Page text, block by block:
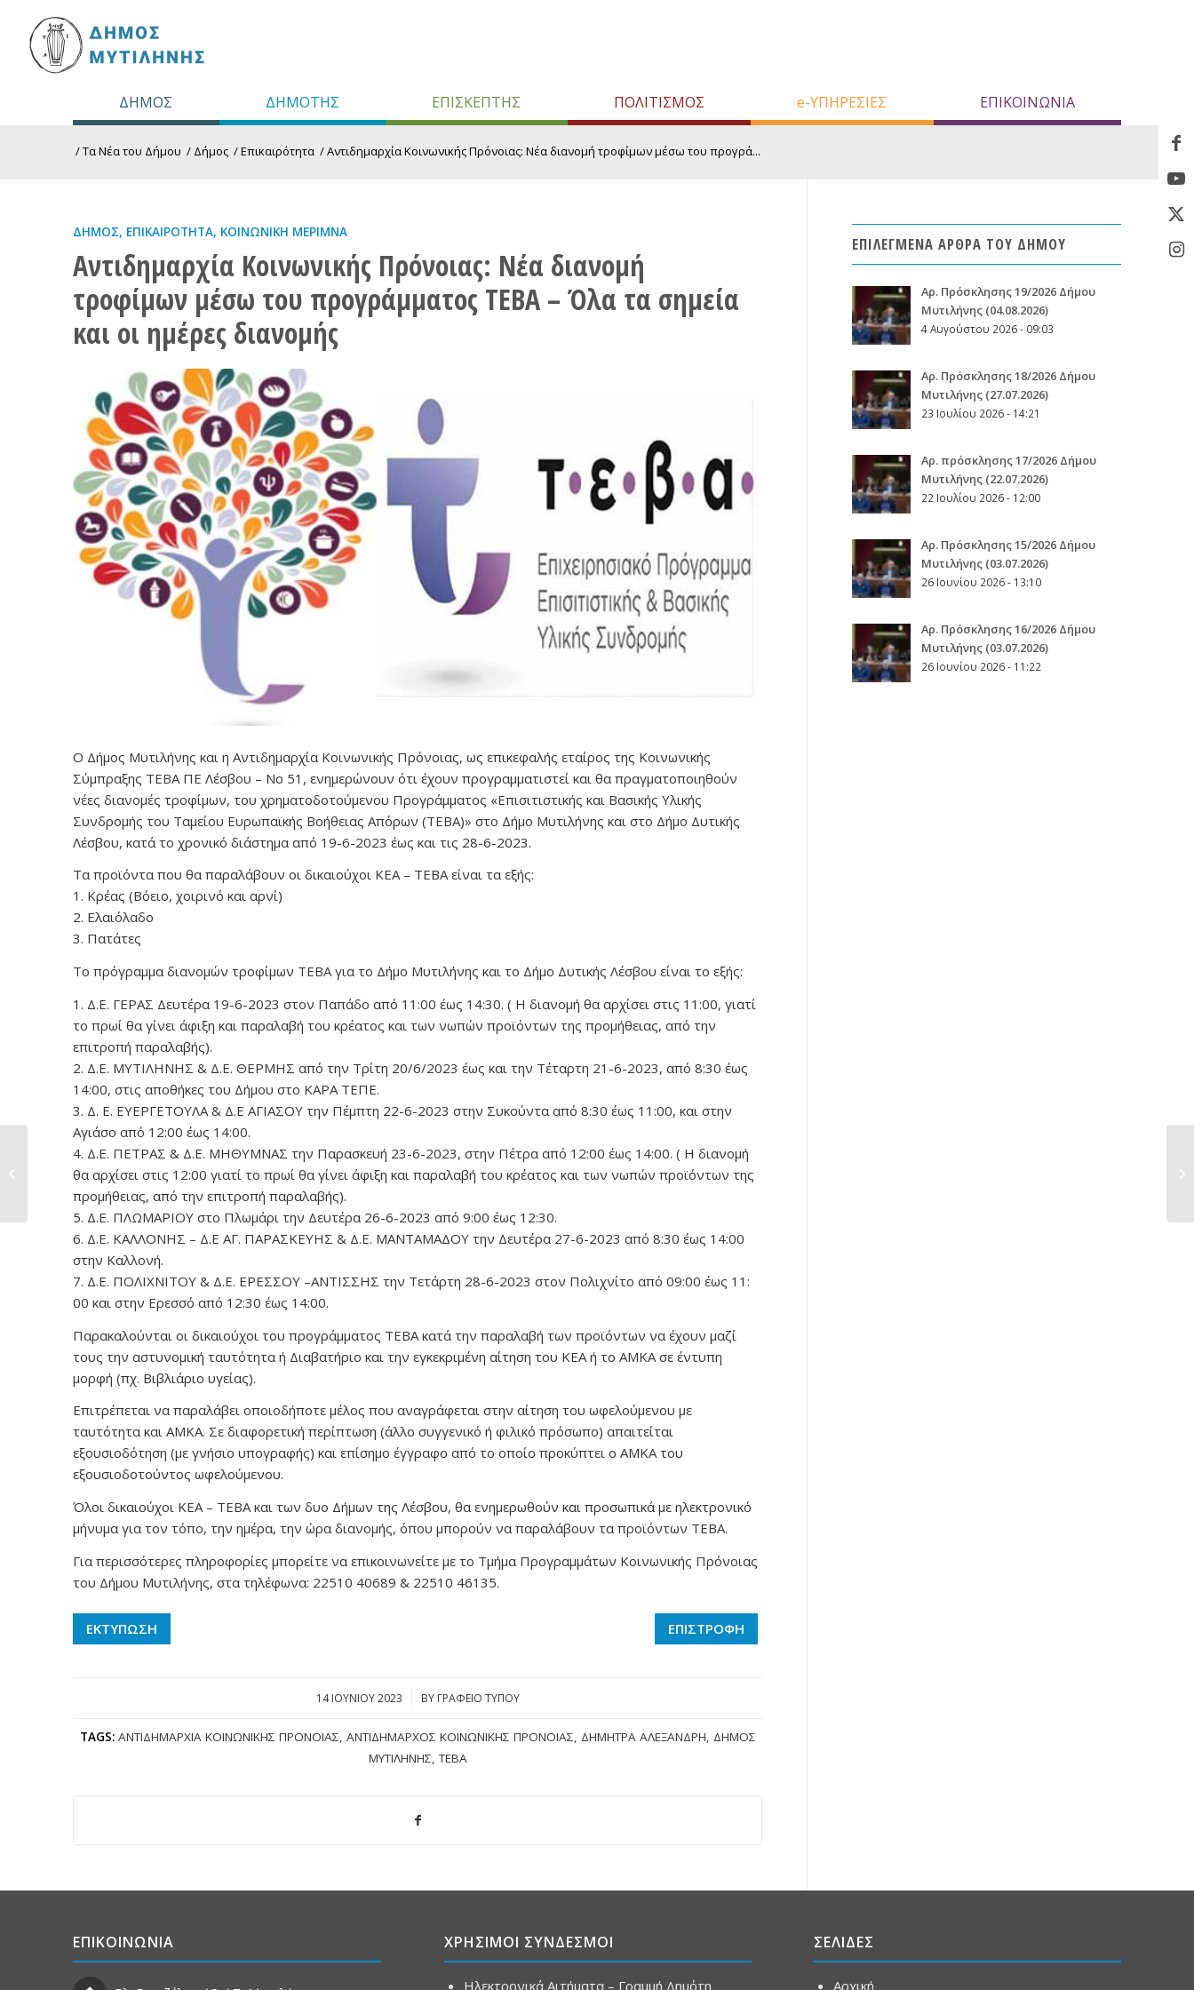
ΔΗΜΟΣ ΔΗΜΟΤΗΣ ΕΠΙΣΚΕΠΤΗΣ ΠΟΛΙΤΙΣΜΟΣ e-ΥΠΗΡΕΣΙΕΣ ΕΠΙΚΟΙΝΩΝΙΑ
/Τα Νέα του Δήμου / Δήμος /Επικαιρότητα /Αντιδημαρχία Κοινωνικής Πρόνοιας: Νέα διανομή τροφίμων μέσω του προγρά...
ΔΉΜΟΣ, ΕΠΙΚΑΙΡΌΤΗΤΑ, ΚΟΙΝΩΝΙΚΉ ΜΈΡΙΜΝΑ
Αντιδημαρχία Κοινωνικής Πρόνοιας: Νέα διανομή
τροφίμων μέσω του προγράμματος ΤΕΒΑ – Όλα τα σημεία
και οι ημέρες διανομής
Ο Δήμος Μυτιλήνης και η Αντιδημαρχία Κοινωνικής Πρόνοιας, ως επικεφαλής εταίρος της Κοινωνικής
Σύμπραξης ΤΕΒΑ ΠΕ Λέσβου – Νο 51, ενημερώνουν ότι έχουν προγραμματιστεί και θα πραγματοποιηθούν
νέες διανομές τροφίμων, του χρηματοδοτούμενου Προγράμματος «Επισιτιστικής και Βασικής Υλικής
Συνδρομής του Ταμείου Ευρωπαϊκής Βοήθειας Απόρων (TEBA)» στο Δήμο Μυτιλήνης και στο Δήμο Δυτικής
Λέσβου, κατά το χρονικό διάστημα από 19-6-2023 έως και τις 28-6-2023.
Τα προϊόντα που θα παραλάβουν οι δικαιούχοι ΚΕΑ – ΤΕΒΑ είναι τα εξής:
1. Κρέας (Βόειο, χοιρινό και αρνί)
2. Ελαιόλαδο
3. Πατάτες
Το πρόγραμμα διανομών τροφίμων ΤΕΒΑ για το Δήμο Μυτιλήνης και το Δήμο Δυτικής Λέσβου είναι το εξής:
1. Δ.Ε. ΓΕΡΑΣ Δευτέρα 19-6-2023 στον Παπάδο από 11:00 έως 14:30. ( Η διανομή θα αρχίσει στις 11:00, γιατί
το πρωί θα γίνει άφιξη και παραλαβή του κρέατος και των νωπών προϊόντων της προμήθειας, από την
επιτροπή παραλαβής).
2. Δ.Ε. ΜΥΤΙΛΗΝΗΣ & Δ.Ε. ΘΕΡΜΗΣ από την Τρίτη 20/6/2023 έως και την Τέταρτη 21-6-2023, από 8:30 έως
14:00, στις αποθήκες του Δήμου στο ΚΑΡΑ ΤΕΠΕ.
3. Δ. Ε. ΕΥΕΡΓΕΤΟΥΛΑ & Δ.Ε ΑΓΙΑΣΟΥ την Πέμπτη 22-6-2023 στην Συκούντα από 8:30 έως 11:00, και στην
Αγιάσο από 12:00 έως 14:00.
4. Δ.Ε. ΠΕΤΡΑΣ & Δ.Ε. ΜΗΘΥΜΝΑΣ την Παρασκευή 23-6-2023, στην Πέτρα από 12:00 έως 14:00. ( Η διανομή
θα αρχίσει στις 12:00 γιατί το πρωί θα γίνει άφιξη και παραλαβή του κρέατος και των νωπών προϊόντων της
προμήθειας, από την επιτροπή παραλαβής).
5. Δ.Ε. ΠΛΩΜΑΡΙΟΥ στο Πλωμάρι την Δευτέρα 26-6-2023 από 9:00 έως 12:30.
6. Δ.Ε. ΚΑΛΛΟΝΗΣ – Δ.Ε ΑΓ. ΠΑΡΑΣΚΕΥΗΣ & Δ.Ε. ΜΑΝΤΑΜΑΔΟΥ την Δευτέρα 27-6-2023 από 8:30 έως 14:00
στην Καλλονή.
7. Δ.Ε. ΠΟΛΙΧΝΙΤΟΥ & Δ.Ε. ΕΡΕΣΣΟΥ –ΑΝΤΙΣΣΗΣ την Τετάρτη 28-6-2023 στον Πολιχνίτο από 09:00 έως 11:
00 και στην Ερεσσό από 12:30 έως 14:00.
Παρακαλούνται οι δικαιούχοι του προγράμματος ΤΕΒΑ κατά την παραλαβή των προϊόντων να έχουν μαζί
τους την αστυνομική ταυτότητα ή Διαβατήριο και την εγκεκριμένη αίτηση του ΚΕΑ ή το ΑΜΚΑ σε έντυπη
μορφή (πχ. Βιβλιάριο υγείας).
Επιτρέπεται να παραλάβει οποιοδήποτε μέλος που αναγράφεται στην αίτηση του ωφελούμενου με
ταυτότητα και ΑΜΚΑ. Σε διαφορετική περίπτωση (άλλο συγγενικό ή φιλικό πρόσωπο) απαιτείται
εξουσιοδότηση (με γνήσιο υπογραφής) και επίσημο έγγραφο από το οποίο προκύπτει ο ΑΜΚΑ του
εξουσιοδοτούντος ωφελούμενου.
Όλοι δικαιούχοι ΚΕΑ – ΤΕΒΑ και των δυο Δήμων της Λέσβου, θα ενημερωθούν και προσωπικά με ηλεκτρονικό
μήνυμα για τον τόπο, την ημέρα, την ώρα διανομής, όπου μπορούν να παραλάβουν τα προϊόντων ΤΕΒΑ.
Για περισσότερες πληροφορίες μπορείτε να επικοινωνείτε με το Τμήμα Προγραμμάτων Κοινωνικής Πρόνοιας
του Δήμου Μυτιλήνης, στα τηλέφωνα: 22510 40689 & 22510 46135.
ΕΚΤΥΠΩΣΗ ΕΠΙΣΤΡΟΦΗ
14 ΙΟΥΝΊΟΥ 2023
/ BY ΓΡΑΦΕΙΟ ΤΥΠΟΥ
TAGS: ΑΝΤΙΔΗΜΑΡΧΊΑ ΚΟΙΝΩΝΙΚΉΣ ΠΡΌΝΟΙΑΣ ΑΝΤΙΔΉΜΑΡΧΟΣ ΚΟΙΝΩΝΙΚΉΣ ΠΡΌΝΟΙΑΣ ΔΉΜΗΤΡΑ ΑΛΕΞΑΝΔΡΉ ΔΉΜΟΣ
ΜΥΤΙΛΉΝΗΣ ,ΤΕΒΑ
ΕΠΙΛΕΓΜΕΝΑ ΑΡΘΡΑ ΤΟΥ ΔΗΜΟΥ
Aρ. Πρόσκλησης 19/2026 Δήμου
Μυτιλήνης (04.08.2026)
4 Αυγούστου 2026 - 09:03
Aρ. Πρόσκλησης 18/2026 Δήμου
Μυτιλήνης (27.07.2026)
23 Ιουλίου 2026 - 14:21
Αρ. πρόσκλησης 17/2026 Δήμου
Μυτιλήνης (22.07.2026)
22 Ιουλίου 2026 - 12:00
Aρ. Πρόσκλησης 15/2026 Δήμου
Μυτιλήνης (03.07.2026)
26 Ιουνίου 2026 - 13:10
Aρ. Πρόσκλησης 16/2026 Δήμου
Μυτιλήνης (03.07.2026)
26 Ιουνίου 2026 - 11:22
ΕΠΙΚΟΙΝΩΝΙΑ ΧΡΗΣΙΜΟΙ ΣΥΝΔΕΣΜΟΙ
Ηλεκτρονικά Αιτήματα – Γραμμή Δημότη
ΣΕΛΙΔΕΣ
Αρχική
Σοβαρή βλάβη στους
φωτεινούς
σηματοδότες...